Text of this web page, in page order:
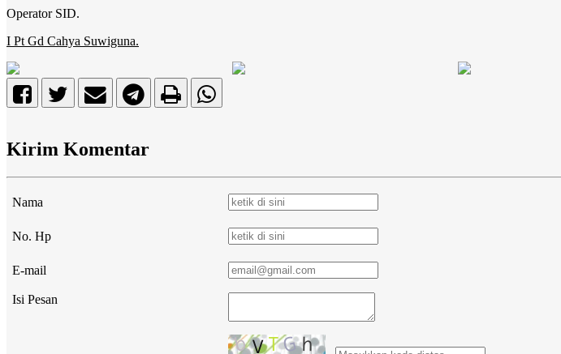
Operator SID.
I Pt Gd Cahya Suwiguna.
Kirim Komentar
Nama
No. Hp
E-mail
Isi Pesan